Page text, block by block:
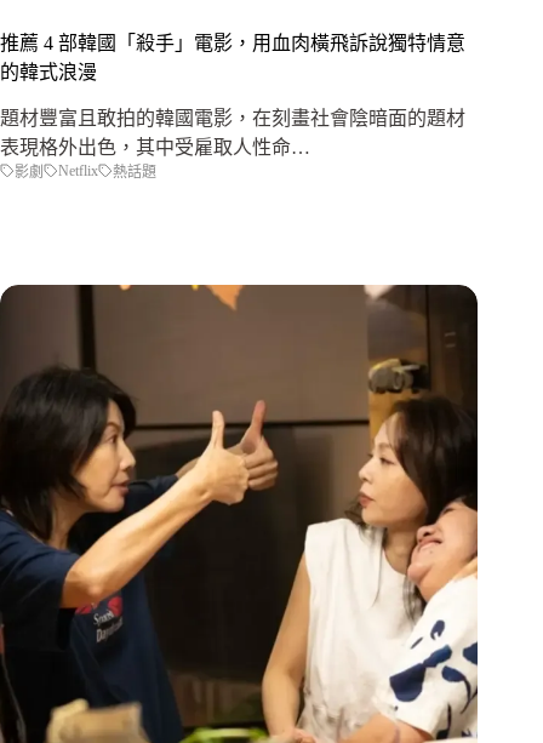
推薦 4 部韓國「殺手」電影，用血肉橫飛訴說獨特情意
的韓式浪漫
題材豐富且敢拍的韓國電影，在刻畫社會陰暗面的題材
表現格外出色，其中受雇取人性命…
影劇 Netflix 熱話題